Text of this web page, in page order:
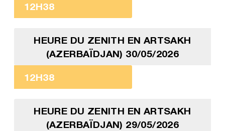
12H38
HEURE DU ZENITH EN ARTSAKH
(AZERBAÏDJAN) 30/05/2026
12H38
HEURE DU ZENITH EN ARTSAKH
(AZERBAÏDJAN) 29/05/2026